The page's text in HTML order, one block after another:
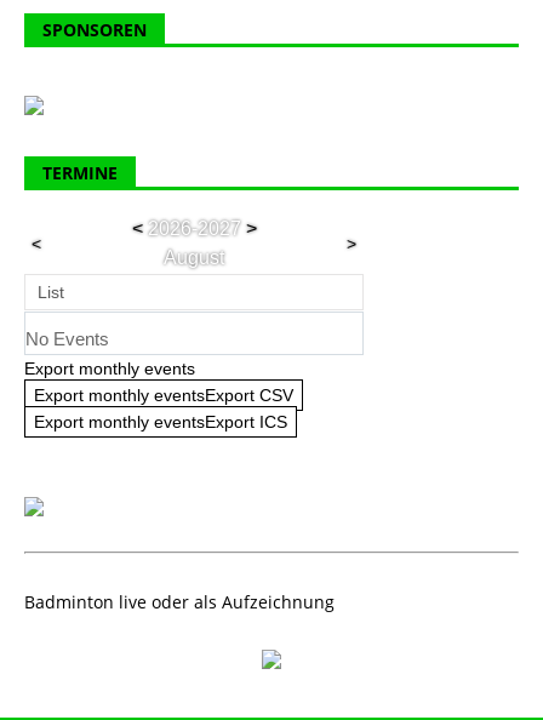
SPONSOREN
TERMINE
<
<2026-2027 >
August
>
List
No Events
Export monthly events
Export monthly eventsExport CSV
Export monthly eventsExport ICS
Badminton live oder als Aufzeichnung